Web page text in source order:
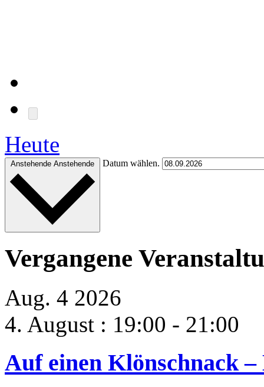
Heute
Anstehende Anstehende Datum wählen.
Vergangene
Aug. 4 2026
4. August : 19:00 - 21:00
Auf einen Klönschnack –